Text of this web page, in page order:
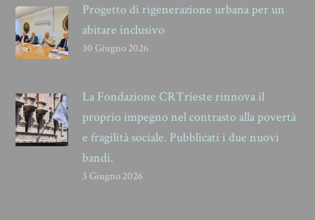
Progetto di rigenerazione urbana per un
abitare inclusivo
30 Giugno 2026
La Fondazione CRTrieste rinnova il
proprio impegno nel contrasto alla povertà
e fragilità sociale. Pubblicati i due nuovi
bandi.
3 Giugno 2026